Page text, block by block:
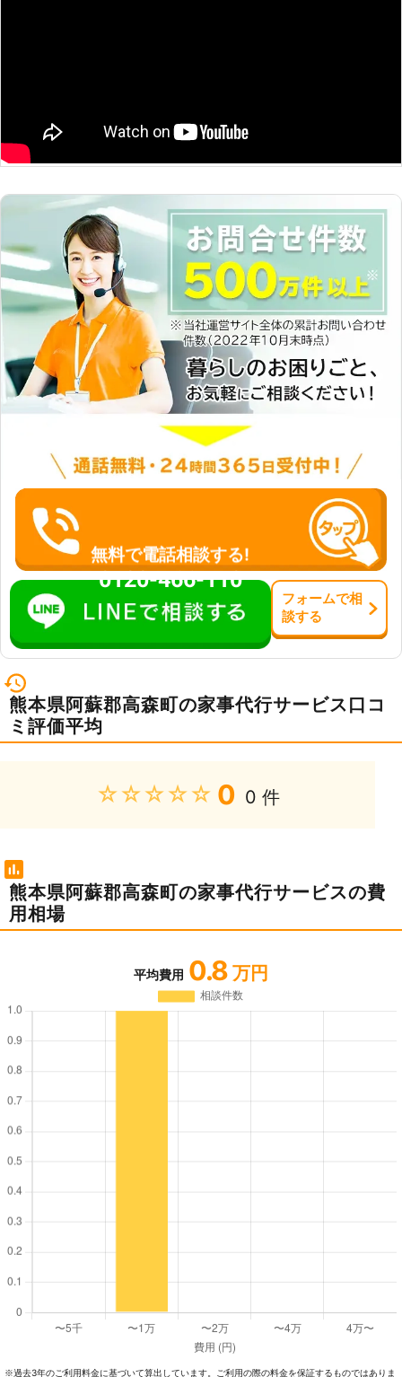
無料で電話相談する!
0120-466-110
フォームで相
談する
熊本県阿蘇郡高森町の家事代行サービス口コ
ミ評価平均
★★★★★ 0 0 件
熊本県阿蘇郡高森町の家事代行サービスの費
用相場
平均費用 0.8 万円
※過去3年のご利⽤料⾦に基づいて算出しています。ご利⽤の際の料⾦を保証するものではありま